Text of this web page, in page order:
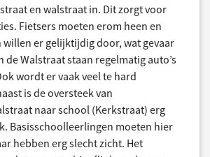
en walstraat in. Dit zorgt voor
Fietsers moeten erom heen en
er gelijktijdig door, wat gevaar
de Walstraat staan regelmatig auto’s
wordt er vaak veel te hard
is de oversteek van
naar school (Kerkstraat) erg
Basisschoolleerlingen moeten hier
hebben erg slecht zicht. Het